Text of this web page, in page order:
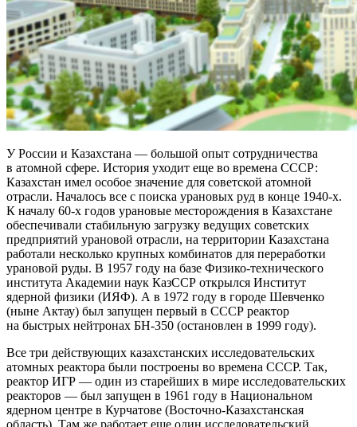
У России и Казахстана — ​большой опыт сотрудничества
в атомной сфере. История уходит еще во времена СССР:
Казахстан имел особое значение для советской атомной
отрасли. Началось все с поиска урановых руд в конце 1940‑х.
К началу 60‑х годов урановые месторождения в Казахстане
обеспечивали стабильную загрузку ведущих советских
предприятий урановой отрасли, на территории Казахстана
работали несколько крупных комбинатов для переработки
урановой руды. В 1957 году на базе Физико-­технического
института Академии наук КазССР открылся Институт
ядерной физики (ИЯФ). А в 1972 году в городе Шевченко
(ныне Актау) был запущен первый в СССР реактор
на быстрых нейтронах БН‑350 (остановлен в 1999 году).
Все три действующих казахстанских исследовательских
атомных реактора были построены во времена СССР. Так,
реактор ИГР — ​один из старейших в мире исследовательских
реакторов — ​был запущен в 1961 году в Национальном
ядерном центре в Курчатове (Восточно-­Казахстанская